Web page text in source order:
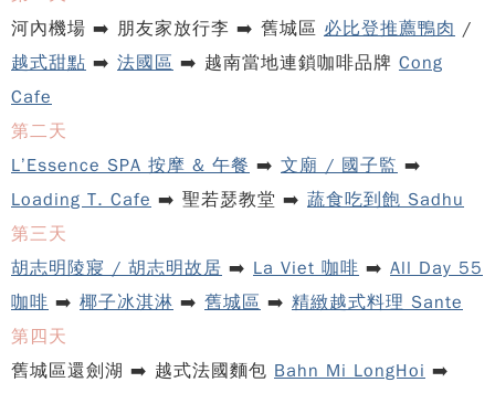
河內機場 ➡️ 朋友家放行李 ➡️ 舊城區 必比登推薦鴨肉 /
越式甜點 ➡️ 法國區 ➡️ 越南當地連鎖咖啡品牌 Cong
Cafe
第二天
L’Essence SPA 按摩 & 午餐 ➡️ 文廟 / 國子監 ➡️
Loading T. Cafe ➡️ 聖若瑟教堂 ➡️ 蔬食吃到飽 Sadhu
第三天
胡志明陵寢 / 胡志明故居 ➡️ La Viet 咖啡 ➡️ All Day 55
咖啡 ➡️ 椰子冰淇淋 ➡️ 舊城區 ➡️ 精緻越式料理 Sante
第四天
舊城區還劍湖 ➡️ 越式法國麵包 Bahn Mi LongHoi ➡️